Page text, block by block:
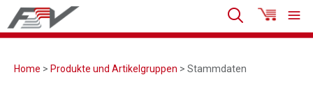
Home > Produkte und Artikelgruppen > Stammdaten